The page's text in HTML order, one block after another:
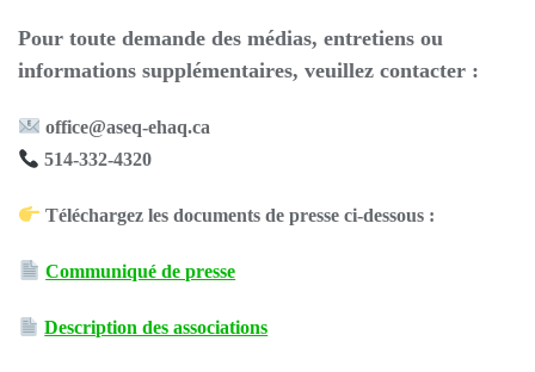
Pour toute demande des médias, entretiens ou
informations supplémentaires, veuillez contacter :
office@aseq-ehaq.ca
514-332-4320
Téléchargez les documents de presse ci-dessous :
Communiqué de presse
Description des associations